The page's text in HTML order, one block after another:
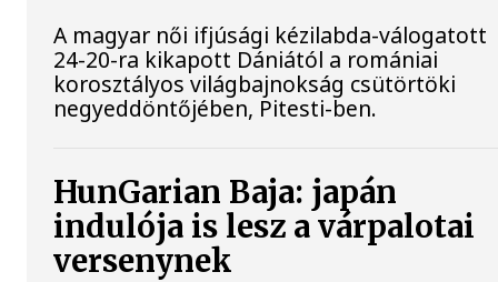
A magyar női ifjúsági kézilabda-válogatott
24-20-ra kikapott Dániától a romániai
korosztályos világbajnokság csütörtöki
negyeddöntőjében, Pitesti-ben.
HunGarian Baja: japán
indulója is lesz a várpalotai
versenynek